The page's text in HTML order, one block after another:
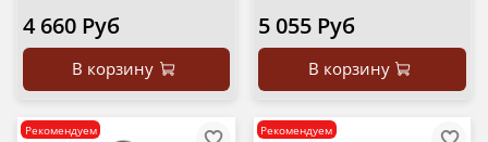
4 660 Руб
В корзину
5 055 Руб
В корзину
Рекомендуем Рекомендуем